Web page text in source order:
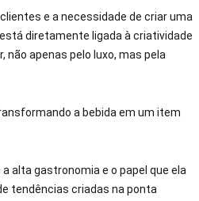
e a necessidade de criar uma
diretamente ligada à criatividade
apenas pelo luxo, mas pela
a bebida em um item
alta gastronomia e o papel que ela
tendências criadas na ponta